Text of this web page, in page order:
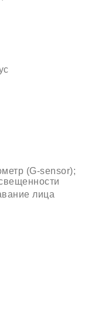
(G-sensor);
лица